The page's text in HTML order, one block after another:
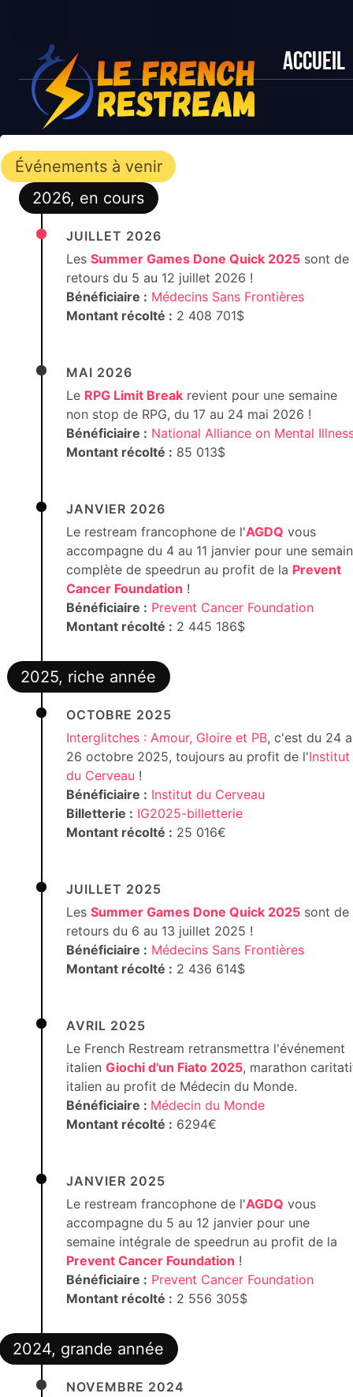
Accueil
Événements à venir
2026, en cours
JUILLET 2026
Les Summer Games Done Quick 2025 sont de
retours du 5 au 12 juillet 2026 !
Bénéficiaire : Médecins Sans Frontières
Montant récolté : 2 408 701$
MAI 2026
Le RPG Limit Break revient pour une semaine
non stop de RPG, du 17 au 24 mai 2026 !
Bénéficiaire : National Alliance on Mental
Montant récolté : 85 013$
JANVIER 2026
Le restream francophone de l'AGDQ vous
accompagne du 4 au 11 janvier pour une
complète de speedrun au profit de la Prevent
Cancer Foundation !
Bénéficiaire : Prevent Cancer Foundation
Montant récolté : 2 445 186$
2025, riche année
OCTOBRE 2025
Interglitches : Amour, Gloire et PB, c'est du 24
26 octobre 2025, toujours au profit de l'Institut
du Cerveau !
Bénéficiaire : Institut du Cerveau
Billetterie : IG2025-billetterie
Montant récolté : 25 016€
JUILLET 2025
Les Summer Games Done Quick 2025 sont de
retours du 6 au 13 juillet 2025 !
Bénéficiaire : Médecins Sans Frontières
Montant récolté : 2 436 614$
AVRIL 2025
Le French Restream retransmettra l'événement
italien Giochi d'un Fiato 2025, marathon
italien au profit de Médecin du Monde.
Bénéficiaire : Médecin du Monde
Montant récolté : 6294€
JANVIER 2025
Le restream francophone de l'AGDQ vous
accompagne du 5 au 12 janvier pour une
semaine intégrale de speedrun au profit de la
Prevent Cancer Foundation !
Bénéficiaire : Prevent Cancer Foundation
Montant récolté : 2 556 305$
2024, grande année
NOVEMBRE 2024